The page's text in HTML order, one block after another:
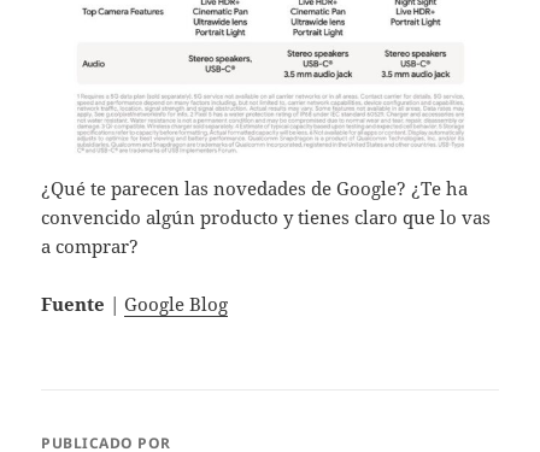
¿Qué te parecen las novedades de Google? ¿Te ha
convencido algún producto y tienes claro que lo vas
a comprar?
Fuente |Google Blog
PUBLICADO POR